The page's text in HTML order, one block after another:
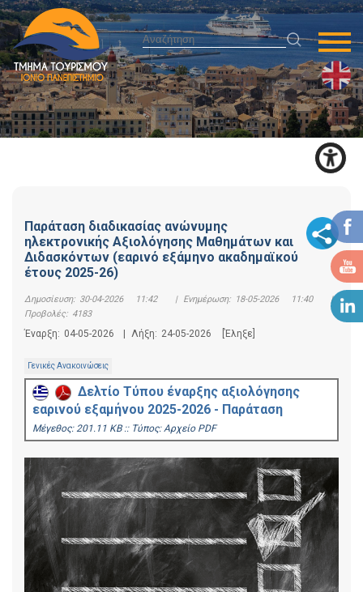
Παράταση διαδικασίας ανώνυμης
ηλεκτρονικής Αξιολόγησης Μαθημάτων και
Διδασκόντων (εαρινό εξάμηνο ακαδημαϊκού
έτους 2025-26)
Δημοσίευση: 30-04-2026 11:42 | Ενημέρωση: 18-05-2026 11:40
|
Προβολές: 4183
Έναρξη: 04-05-2026 Λήξη: 24-05-2026 [Έληξε]
Γενικές Ανακοινώσεις
Δελτίο Τύπου έναρξης αξιολόγησης
εαρινού εξαμήνου 2025-2026 - Παράταση
Mέγεθος: 201.11 KB :: Τύπος: Αρχείο PDF